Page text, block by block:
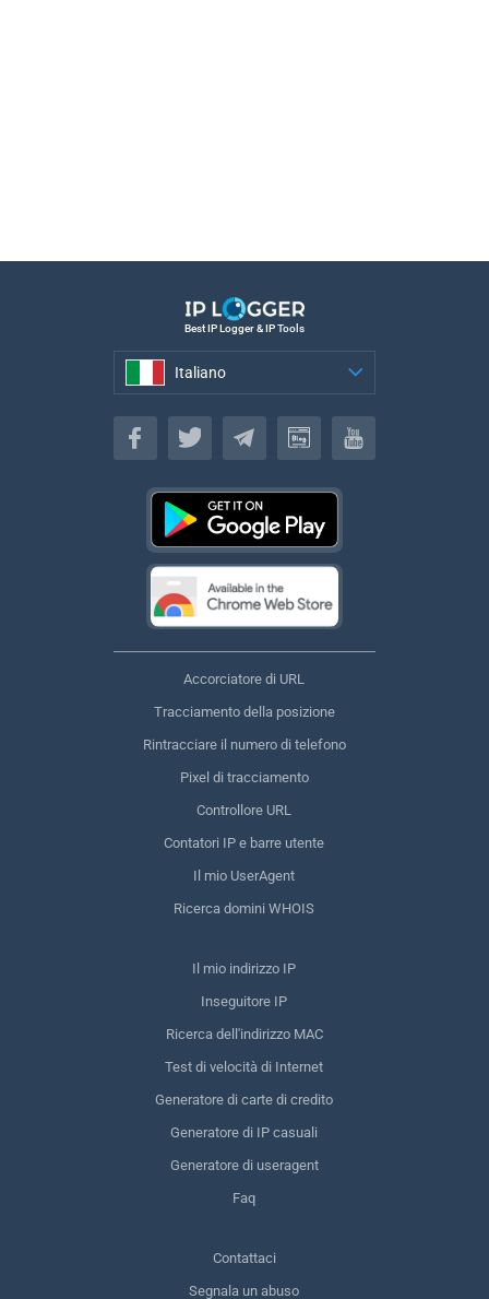
Best IP Logger & IP Tools
Italiano
Italiano
Accorciatore di URL
Tracciamento della posizione
Rintracciare il numero di telefono
Pixel di tracciamento
Controllore URL
Contatori IP e barre utente
Il mio UserAgent
Ricerca domini WHOIS
Il mio indirizzo IP
Inseguitore IP
Ricerca dell'indirizzo MAC
Test di velocità di Internet
Generatore di carte di credito
Generatore di IP casuali
Generatore di useragent
Faq
Contattaci
Segnala un abuso